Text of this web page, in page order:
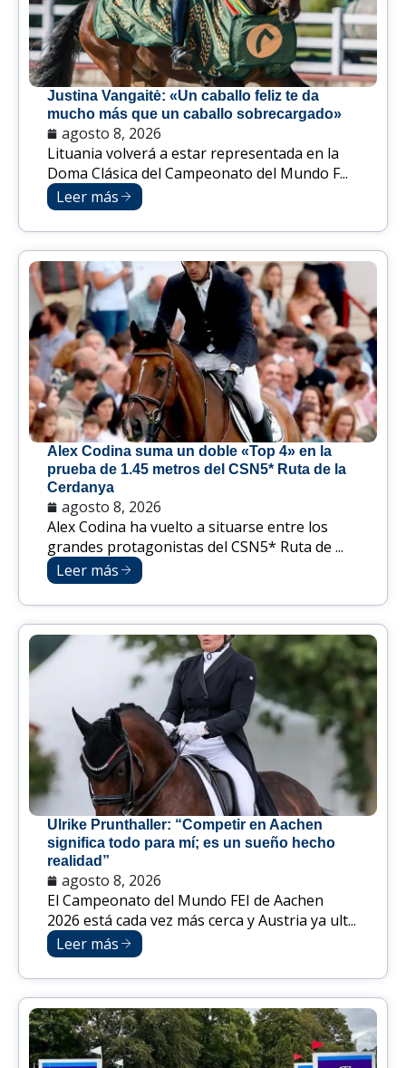
Justina Vangaitė: «Un caballo feliz te da
mucho más que un caballo sobrecargado»
agosto 8, 2026
Lituania volverá a estar representada en la
Doma Clásica del Campeonato del Mundo F...
Leer más
Alex Codina suma un doble «Top 4» en la
prueba de 1.45 metros del CSN5* Ruta de la
Cerdanya
agosto 8, 2026
Alex Codina ha vuelto a situarse entre los
grandes protagonistas del CSN5* Ruta de ...
Leer más
Ulrike Prunthaller: “Competir en Aachen
significa todo para mí; es un sueño hecho
realidad”
agosto 8, 2026
El Campeonato del Mundo FEI de Aachen
2026 está cada vez más cerca y Austria ya ult...
Leer más